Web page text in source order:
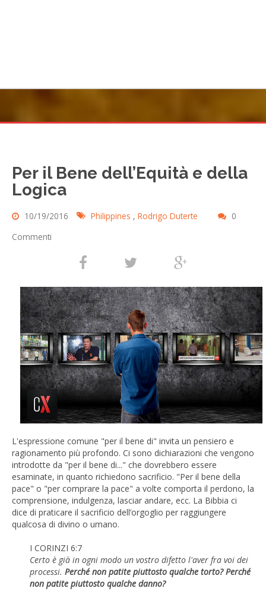
Per il Bene dell’Equità e della
Logica
10/19/2016 Philippines , Rodrigo Duterte
0
Commenti
L'espressione comune "per il bene di" invita un pensiero e
ragionamento più profondo. Ci sono dichiarazioni che vengono
introdotte da "per il bene di..." che dovrebbero essere
esaminate, in quanto richiedono sacrificio. "Per il bene della
pace" o "per comprare la pace" a volte comporta il perdono, la
comprensione, indulgenza, lasciar andare, ecc. La Bibbia ci
dice di praticare il sacrificio dell’orgoglio per raggiungere
qualcosa di divino o umano.
I CORINZI 6:7
Certo è già in ogni modo un vostro difetto l'aver fra voi dei
processi. Perché non patite piuttosto qualche torto? Perché
non patite piuttosto qualche danno?